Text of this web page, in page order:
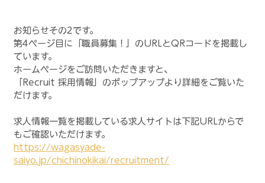
お知らせその2です。
第4ページ目に「職員募集！」のURLとQRコードを掲載し
ています。
ホームページをご訪問いただきますと、
「Recruit 採用情報」のポップアップより詳細をご覧いた
だけます。
求人情報一覧を掲載している求人サイトは下記URLからで
もご確認いただけます。
https://wagasyade-
saiyo.jp/chichinokikai/recruitment/